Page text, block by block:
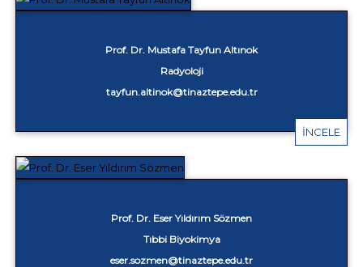
Prof. Dr. Mustafa Tayfun Altınok
Radyoloji
tayfun.altinok@tinaztepe.edu.tr
İNCELE
Prof. Dr. Eser Yıldırım Sözmen
Tıbbi Biyokimya
eser.sozmen@tinaztepe.edu.tr